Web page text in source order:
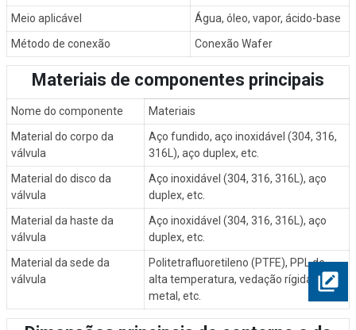
Meio aplicável
Água, óleo, vapor, ácido-base
Método de conexão
Conexão Wafer
Materiais de componentes principais
Nome do componente
Materiais
Material do corpo da
válvula
Aço fundido, aço inoxidável (304, 316,
316L), aço duplex, etc.
Material do disco da
válvula
Aço inoxidável (304, 316, 316L), aço
duplex, etc.
Material da haste da
válvula
Aço inoxidável (304, 316, 316L), aço
duplex, etc.
Material da sede da
válvula
Politetrafluoretileno (PTFE), PPL de
alta temperatura, vedação rígida de
metal, etc.